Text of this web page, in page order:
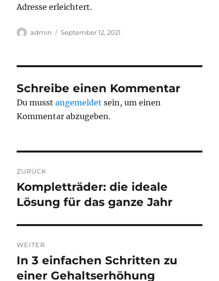
Adresse erleichtert.
Autor
admin
Veröffentlicht
September 12, 2021
Schreibe einen Kommentar
Du musstangemeldet sein, um einen
Kommentar abzugeben.
ZURÜCK
Vorheriger
Beitrag:
Kompletträder: die ideale
Lösung für das ganze Jahr
WEITER
Nächster
Beitrag:
In 3 einfachen Schritten zu
einer Gehaltserhöhung